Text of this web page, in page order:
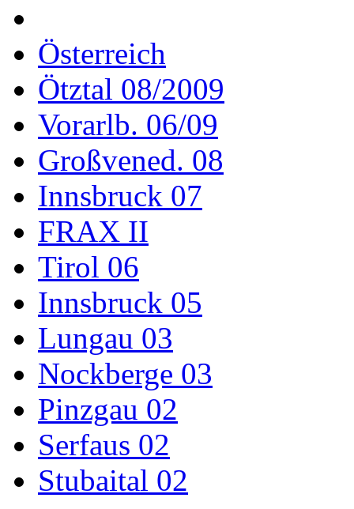
Österreich
Ötztal 08/2009
Vorarlb. 06/09
Großvened. 08
Innsbruck 07
FRAX II
Tirol 06
Innsbruck 05
Lungau 03
Nockberge 03
Pinzgau 02
Serfaus 02
Stubaital 02